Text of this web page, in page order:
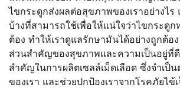
ไขกระดูกส่งผลต่อสุขภาพของเราอย่างไร
บ้างที่สามารถใช้เพื่อให้แน่ใจว่าไขกระดูก
ต้อง ทำให้เราดูแลรักษามันได้อย่างถูกต้อ
ส่วนสำคัญของสุขภาพและความเป็นอยู่ที่
สำคัญในการผลิตเซลล์เม็ดเลือด ซึ่งจำเป็
ของเรา และช่วยปกป้องเราจากโรคภัยไข้